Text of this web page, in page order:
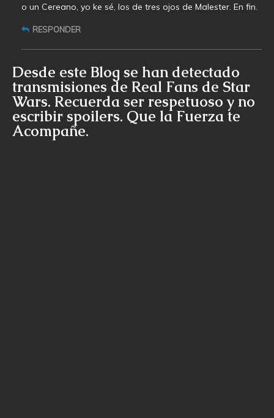
o un Cereano, yo ke sé, los de tres ojos de Malester. En fin.
RESPONDER
Desde este Blog se han detectado
transmisiones de Real Fans de Star
Wars. Recuerda ser respetuoso y no
escribir spoilers. Que la Fuerza te
Acompañe.